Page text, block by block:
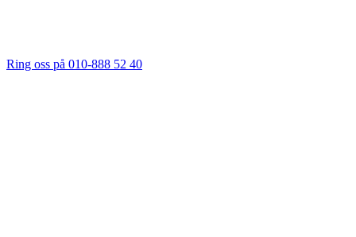
Ring oss på 010-888 52 40